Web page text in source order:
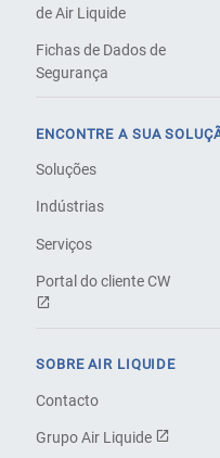
de Air Liquide
Fichas de Dados de
Segurança
ENCONTRE A SUA
Soluções
Indústrias
Serviços
Portal do cliente CW
SOBRE AIR LIQUIDE
Contacto
Grupo Air Liquide